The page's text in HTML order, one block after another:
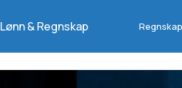
Lønn & Regnskap